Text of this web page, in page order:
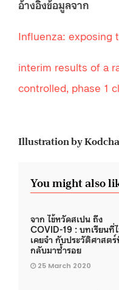
อ้างอิงข้อมูลจาก
Influenza: exposing
interim results of a
controlled, phase 1
Illustration by
You might also
จาก ไข้หวัดสเปน ถึง
COVID-19 : บทเรียนที่
เคยจำ กับประวัติศาสตร์
กลับมาซ้ำรอย
25 March 2020